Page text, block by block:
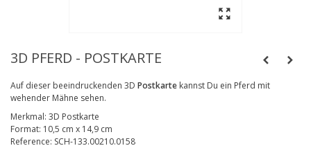
3D PFERD - POSTKARTE
Auf dieser beeindruckenden 3D Postkarte kannst Du ein Pferd mit
wehender Mähne sehen.
Merkmal: 3D Postkarte
Format: 10,5 cm x 14,9 cm
Reference: SCH-133.00210.0158